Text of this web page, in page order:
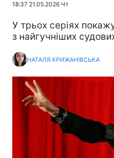
18:37 21.05.2026 Чт
У трьох серіях
з найгучніших
НАТАЛЯ КРИЖАНІВСЬКА